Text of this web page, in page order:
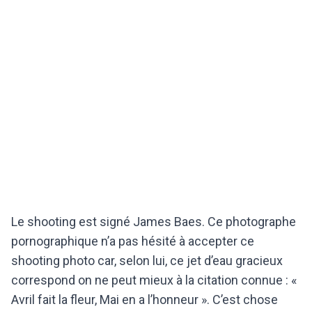
Le shooting est signé James Baes. Ce photographe
pornographique n’a pas hésité à accepter ce
shooting photo car, selon lui, ce jet d’eau gracieux
correspond on ne peut mieux à la citation connue : «
Avril fait la fleur, Mai en a l’honneur ». C’est chose